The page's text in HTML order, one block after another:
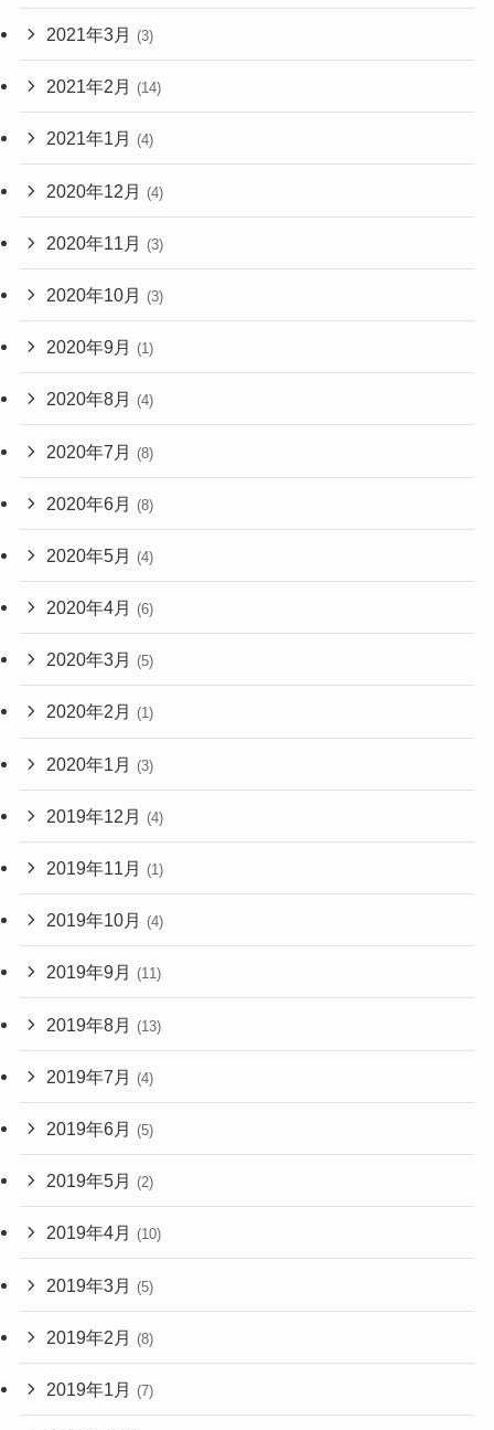
2021年3月 (3)
2021年2月 (14)
2021年1月 (4)
2020年12月 (4)
2020年11月 (3)
2020年10月 (3)
2020年9月 (1)
2020年8月 (4)
2020年7月 (8)
2020年6月 (8)
2020年5月 (4)
2020年4月 (6)
2020年3月 (5)
2020年2月 (1)
2020年1月 (3)
2019年12月 (4)
2019年11月 (1)
2019年10月 (4)
2019年9月 (11)
2019年8月 (13)
2019年7月 (4)
2019年6月 (5)
2019年5月 (2)
2019年4月 (10)
2019年3月 (5)
2019年2月 (8)
2019年1月 (7)